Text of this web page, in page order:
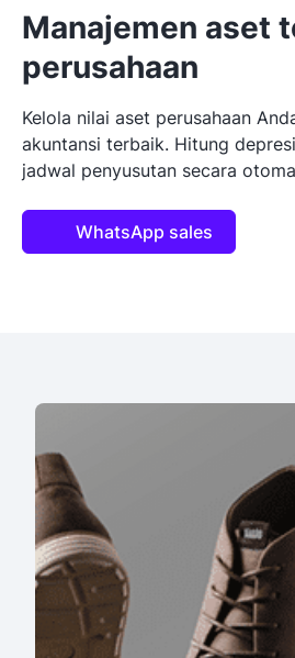
Manajemen aset
perusahaan
Kelola nilai aset perusahaan
akuntansi terbaik. Hitung
jadwal penyusutan secara
WhatsApp sales